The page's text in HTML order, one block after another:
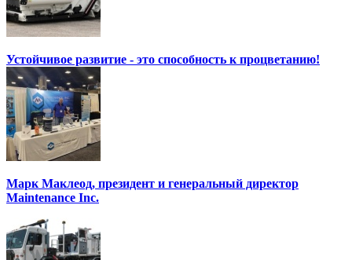
Устойчивое развитие - это способность к процветанию!
Марк Маклеод, президент и генеральный директор
Maintenance Inc.